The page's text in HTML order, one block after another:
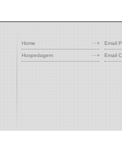
Home
Hospedagem
Email
Email